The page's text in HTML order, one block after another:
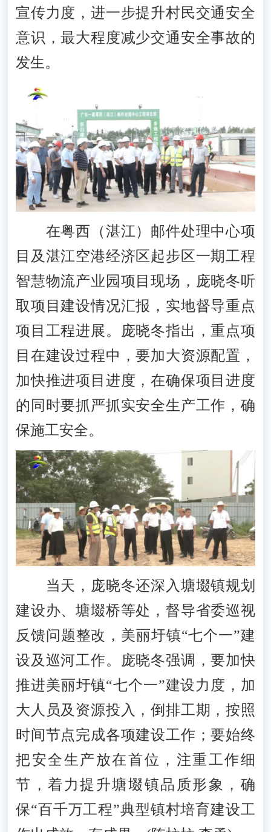
宣传力度，进一步提升村民交通安全
意识，最大程度减少交通安全事故的
发生。
在粤西（湛江）邮件处理中心项
目及湛江空港经济区起步区一期工程
智慧物流产业园项目现场，庞晓冬听
取项目建设情况汇报，实地督导重点
项目工程进展。庞晓冬指出，重点项
目在建设过程中，要加大资源配置，
加快推进项目进度，在确保项目进度
的同时要抓严抓实安全生产工作，确
保施工安全。
当天，庞晓冬还深入塘㙍镇规划
建设办、塘㙍桥等处，督导省委巡视
反馈问题整改，美丽圩镇“七个一”建
设及巡河工作。庞晓冬强调，要加快
推进美丽圩镇“七个一”建设力度，加
大人员及资源投入，倒排工期，按照
时间节点完成各项建设工作；要始终
把安全生产放在首位，注重工作细
节，着力提升塘㙍镇品质形象，确
保“百千万工程”典型镇村培育建设工